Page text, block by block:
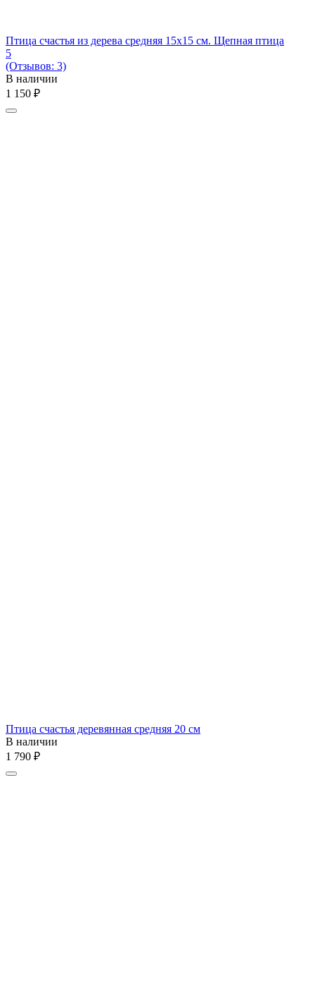
Птица счастья из дерева средняя 15х15 см. Щепная птица
5
(Отзывов: 3)
В наличии
1 150 ₽
Птица счастья деревянная средняя 20 см
В наличии
1 790 ₽